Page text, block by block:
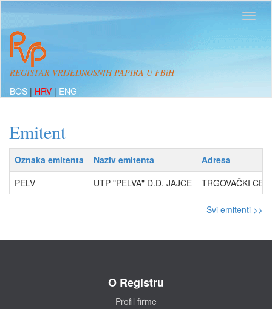
REGISTAR VRIJEDNOSNIH PAPIRA U FBiH
BOS | HRV | ENG
Emitent
Oznaka emitenta Naziv emitenta
Adresa
PELV
UTP "PELVA" D.D. JAJCE TRGOVAČKI
Svi emitenti >>
O Registru
Profil firme